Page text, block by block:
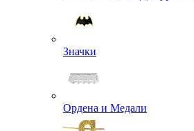
Значки
Ордена и Медали